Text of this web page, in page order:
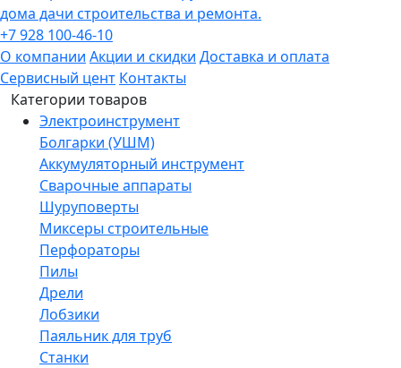
+7 928 100-46-10
О компании Акции и скидки Доставка и оплата
Сервисный цент Контакты
Категории товаров
Электроинструмент
Болгарки (УШМ)
Аккумуляторный инструмент
Сварочные аппараты
Шуруповерты
Миксеры строительные
Перфораторы
Пилы
Дрели
Лобзики
Паяльник для труб
Станки